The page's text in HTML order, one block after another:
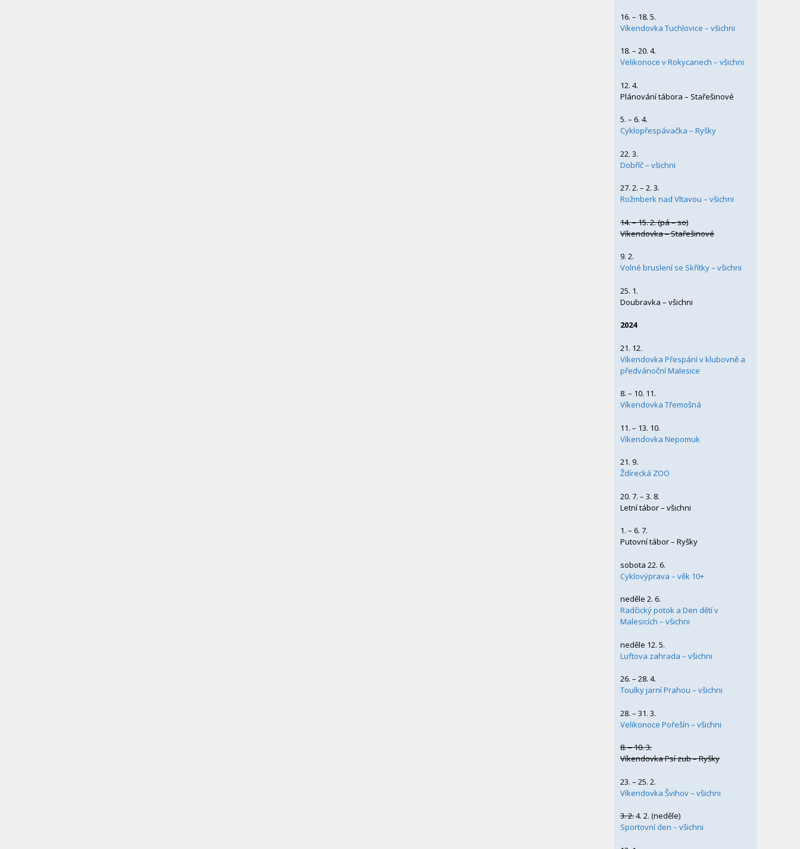
16. – 18. 5.
Víkendovka Tuchlovice – všichni
18. – 20. 4.
Velikonoce v Rokycanech – všichni
12. 4.
Plánování tábora – Stařešinové
5. – 6. 4.
Cyklopřespávačka – Ryšky
22. 3.
Dobříč – všichni
27. 2. – 2. 3.
Rožmberk nad Vltavou – všichni
14. – 15. 2. (pá – so)
Víkendovka – Stařešinové
9. 2.
Volné bruslení se Skřítky – všichni
25. 1.
Doubravka – všichni
2024
21. 12.
Víkendovka Přespání v klubovně a
předvánoční Malesice
8. – 10. 11.
Víkendovka Třemošná
11. – 13. 10.
Víkendovka Nepomuk
21. 9.
Ždírecká ZOO
20. 7. – 3. 8.
Letní tábor – všichni
1. – 6. 7.
Putovní tábor – Ryšky
sobota 22. 6.
Cyklovýprava – věk 10+
neděle 2. 6.
Radčický potok a Den dětí v
Malesicích – všichni
neděle 12. 5.
Luftova zahrada – všichni
26. – 28. 4.
Toulky jarní Prahou – všichni
28. – 31. 3.
Velikonoce Pořešín – všichni
8. – 10. 3.
Víkendovka Psí zub – Ryšky
23. – 25. 2.
Víkendovka Švihov – všichni
3. 2.4. 2. (neděle)
Sportovní den – všichni